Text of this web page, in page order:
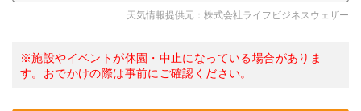
天気情報提供元：株式会社ライフビジネスウェザー
※施設やイベントが休園・中止になっている場合がありま
す。おでかけの際は事前にご確認ください。